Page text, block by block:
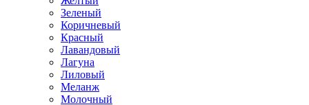
Зеленый
Коричневый
Красный
Лавандовый
Лагуна
Лиловый
Меланж
Молочный